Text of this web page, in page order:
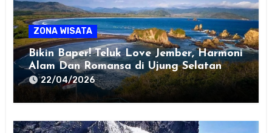
ZONA WISATA
Bikin Baper! Teluk Love Jember, Harmoni
Alam Dan Romansa di Ujung Selatan
Jawa22/04/2026